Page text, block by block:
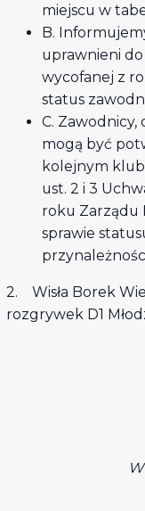
miejscu w
B.
uprawnieni
wycofanej z
status
C.
mogą być
kolejnym
ust. 2 i 3
roku Zarządu
sprawie
2. Wisła Borek
rozgrywek D1